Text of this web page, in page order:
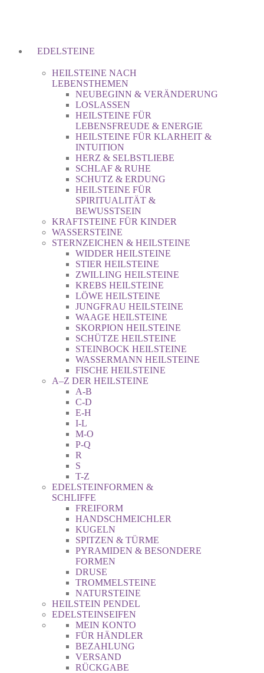
EDELSTEINE
HEILSTEINE NACH
LEBENSTHEMEN
NEUBEGINN & VERÄNDERUNG
LOSLASSEN
HEILSTEINE FÜR
LEBENSFREUDE & ENERGIE
HEILSTEINE FÜR KLARHEIT &
INTUITION
HERZ & SELBSTLIEBE
SCHLAF & RUHE
SCHUTZ & ERDUNG
HEILSTEINE FÜR
SPIRITUALITÄT &
BEWUSSTSEIN
KRAFTSTEINE FÜR KINDER
WASSERSTEINE
STERNZEICHEN & HEILSTEINE
WIDDER HEILSTEINE
STIER HEILSTEINE
ZWILLING HEILSTEINE
KREBS HEILSTEINE
LÖWE HEILSTEINE
JUNGFRAU HEILSTEINE
WAAGE HEILSTEINE
SKORPION HEILSTEINE
SCHÜTZE HEILSTEINE
STEINBOCK HEILSTEINE
WASSERMANN HEILSTEINE
FISCHE HEILSTEINE
A–Z DER HEILSTEINE
A-B
C-D
E-H
I-L
M-O
P-Q
R
S
T-Z
EDELSTEINFORMEN &
SCHLIFFE
FREIFORM
HANDSCHMEICHLER
KUGELN
SPITZEN & TÜRME
PYRAMIDEN & BESONDERE
FORMEN
DRUSE
TROMMELSTEINE
NATURSTEINE
HEILSTEIN PENDEL
EDELSTEINSEIFEN
MEIN KONTO
FÜR HÄNDLER
BEZAHLUNG
VERSAND
RÜCKGABE